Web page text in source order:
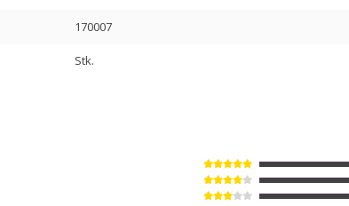
170007
Stk.